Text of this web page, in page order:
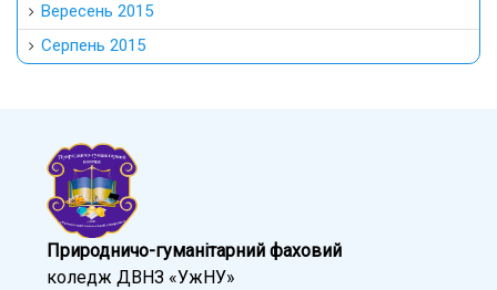
Вересень 2015
Серпень 2015
Природничо-гуманітарний фаховий
коледж ДВНЗ «УжНУ»